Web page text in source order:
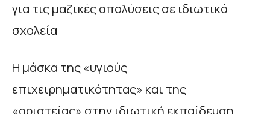
για τις μαζικές απολύσεις σε ιδιωτικά
σχολεία
Η μάσκα της «υγιούς
επιχειρηματικότητας» και της